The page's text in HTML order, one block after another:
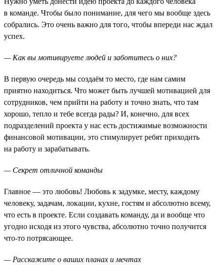
в команде. Чтобы было понимание, для чего мы вообще здесь
собрались. Это очень важно для того, чтобы впереди нас ждал
успех.
— Как вы мотивируете людей и заботитесь о них?
В первую очередь мы создаём то место, где нам самим
приятно находиться. Что может быть лучшей мотивацией для
сотрудников, чем прийти на работу и точно знать, что там
хорошо, тепло и тебе всегда рады? И, конечно, для всех
подразделений проекта у нас есть достижимые возможности
финансовой мотивации, это стимулирует ребят приходить
на работу и зарабатывать.
— Секрет отличной команды
Главное — это любовь! Любовь к задумке, месту, каждому
человеку, задачам, локации, кухне, гостям и абсолютно всему,
что есть в проекте. Если создавать команду, да и вообще что
угодно исходя из этого чувства, абсолютно точно получится
что-то потрясающее.
— Расскажите о ваших планах и мечтах